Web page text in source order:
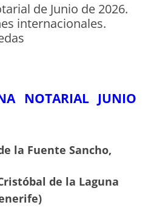
de Junio de 2026.
internacionales.
NOTARIAL JUNIO
la Fuente Sancho,
de la Laguna